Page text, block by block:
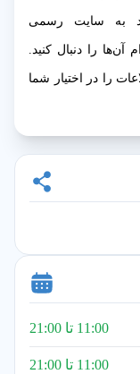
به سایت رسمی
آن‌ها را دنبال کنید.
را در اختیار شما
11:00 تا 21:00
11:00 تا 21:00